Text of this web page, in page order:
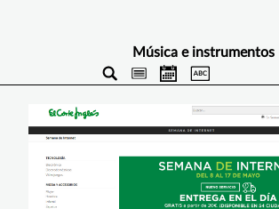
Música e instrumentos